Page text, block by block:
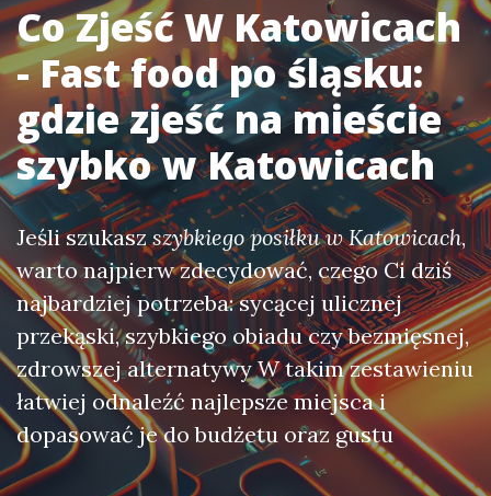
Co Zjeść W Katowicach
- Fast food po śląsku:
gdzie zjeść na mieście
szybko w Katowicach
Jeśli szukaszszybkiego posiłku w Katowicach,
warto najpierw zdecydować, czego Ci dziś
najbardziej potrzeba: sycącej ulicznej
przekąski, szybkiego obiadu czy bezmięsnej,
zdrowszej alternatywy W takim zestawieniu
łatwiej odnaleźć najlepsze miejsca i
dopasować je do budżetu oraz gustu